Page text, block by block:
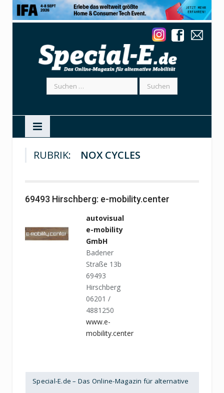
Suchen
nach:
RUBRIK: NOX CYCLES
69493 Hirschberg: e-mobility.center
autovisual
e-mobility
GmbH
Badener
Straße 13b
69493
Hirschberg
06201 /
4881250
www.e-
mobility.center
Special-E.de – Das Online-Magazin für alternative